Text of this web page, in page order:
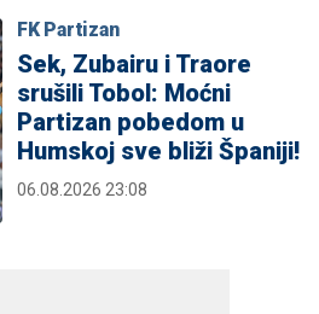
FK Partizan
Sek, Zubairu i Traore
srušili Tobol: Moćni
Partizan pobedom u
Humskoj sve bliži Španiji!
06.08.2026 23:08